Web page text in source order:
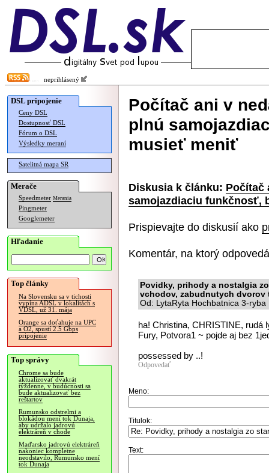
neprihlásený
DSL pripojenie
Ceny DSL
Dostupnosť DSL
Fórum o DSL
Výsledky meraní
Satelitná mapa SR
Merače
Speedmeter Merania
Pingmeter
Googlemeter
Hľadanie
Top články
Na Slovensku sa v tichosti
vypína ADSL v lokalitách s
VDSL, už 31. mája
Orange sa doťahuje na UPC
a O2, spustí 2.5 Gbps
pripojenie
Top správy
Chrome sa bude
aktualizovať dvakrát
týždenne, v budúcnosti sa
bude aktualizovať bez
reštartov
Rumunsko odstrelmi a
blokádou mení tok Dunaja,
aby udržalo jadrovú
elektráreň v chode
Maďarsko jadrovú elektráreň
nakoniec kompletne
neodstavilo, Rumunsko mení
tok Dunaja
Počítač ani v
plnú
musieť meniť
Diskusia k článku: Počítač
samojazdiaciu funkčnosť,
Prispievajte do diskusií ako
Komentár, na ktorý
Povidky, prihody a nostalgia
vchodov, zabudnutych
Od: LytaRyta Hochbatnica 3-
ha! Christina, CHRISTINE, rudá
Fury, Potvora1 ~ pojde aj bez
possessed by ..!
Odpovedať
Meno:
Titulok:
Text: